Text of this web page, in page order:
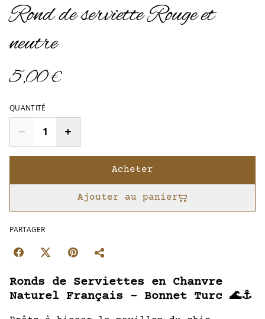
Rond de serviette Rouge et
neutre
5,00 €
QUANTITÉ
Acheter
Ajouter au panier
PARTAGER
Ronds de Serviettes en Chanvre
Naturel Français – Bonnet Turc 🌊⚓